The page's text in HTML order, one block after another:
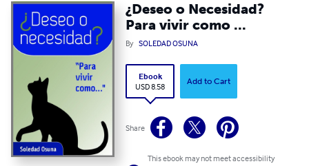
¿Deseo o Necesidad?
Para vivir como ...
By SOLEDAD OSUNA
Ebook
USD 8.58
Add to Cart
Share
This ebook may not meet accessibility